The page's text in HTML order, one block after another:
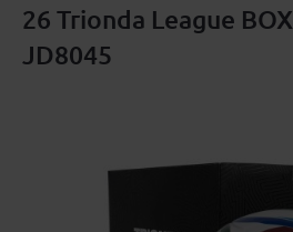
26 Trionda League BOX
JD8045